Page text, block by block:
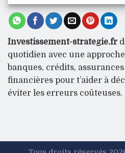
Investissement-strategie.fr
quotidien avec une
banques, crédits,
financières pour t’aider à
éviter les erreurs coûteuses.